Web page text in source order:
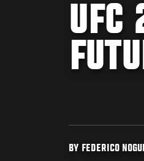
UFC
BY FEDERICO